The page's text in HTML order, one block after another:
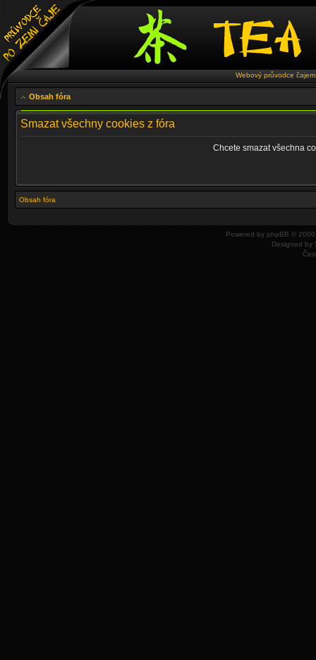
Webový průvodce
Obsah fóra
Smazat všechny cookies z fóra
Chcete smazat všechna
Obsah fóra
Powered by phpBB ©
Designed by